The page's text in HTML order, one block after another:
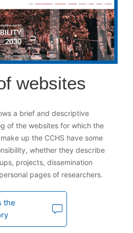
websites
a brief and descriptive
of the websites for which the
up the CCHS have some
whether they describe
projects, dissemination
pages of researchers.
the